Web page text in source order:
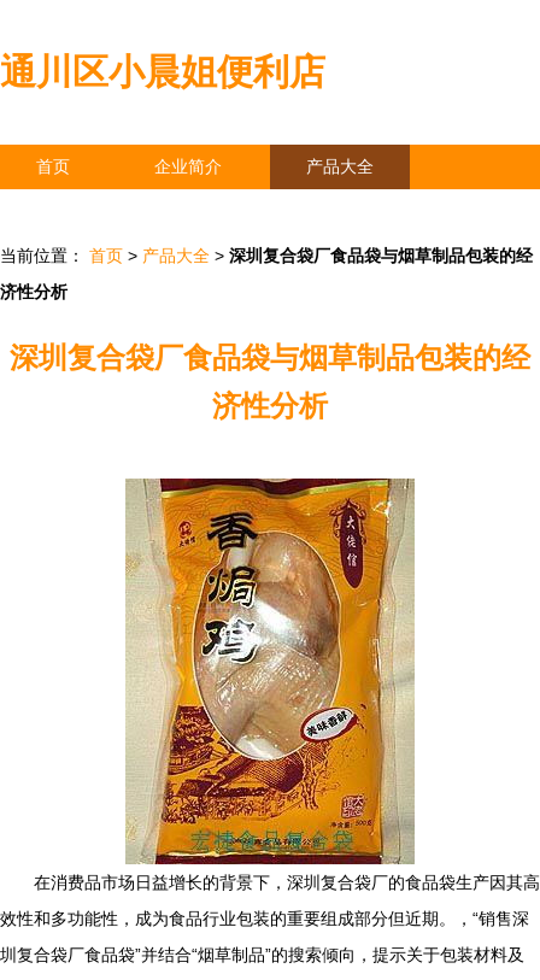
通川区小晨姐便利店
首页 企业简介 产品大全
当前位置： 首页 > 产品大全 > 深圳复合袋厂食品袋与烟草制品包装的经
济性分析
深圳复合袋厂食品袋与烟草制品包装的经
济性分析
在消费品市场日益增长的背景下，深圳复合袋厂的食品袋生产因其高
效性和多功能性，成为食品行业包装的重要组成部分但近期。，“销售深
圳复合袋厂食品袋”并结合“烟草制品”的搜索倾向，提示关于包装材料及